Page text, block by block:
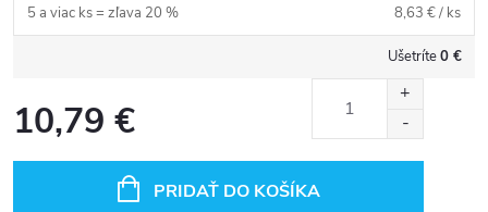
5 a viac ks = zľava 20 % 8,63 €/ ks
Ušetríte0 €
10,79 €
PRIDAŤ DO KOŠÍKA